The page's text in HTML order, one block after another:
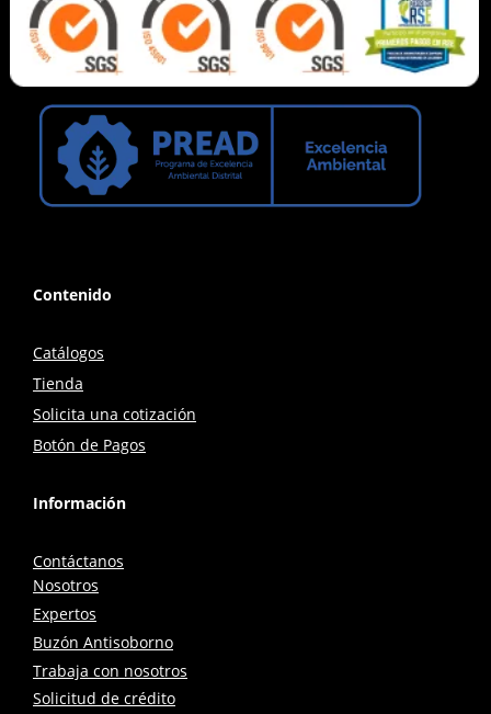
Contenido
Catálogos
Tienda
Solicita una cotización
Botón de Pagos
Información
Contáctanos
Nosotros
Expertos
Buzón Antisoborno
Trabaja con nosotros
Solicitud de crédito